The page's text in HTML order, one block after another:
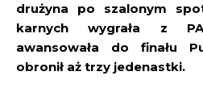
drużyna po szalonym
karnych wygrała z
awansowała do finału
obronił aż trzy jedenastki.